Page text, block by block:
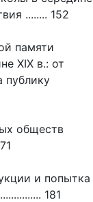
........ 152
памяти
XIX в.: от
публику
обществ
и попытка
181